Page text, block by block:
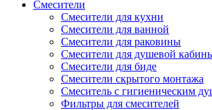
Смесители
Смесители для кухни
Смесители для ванной
Смесители для раковины
Смесители для душевой
Смесители для биде
Смесители скрытого монтажа
Смеситель с гигиеническим
Фильтры для смесителей